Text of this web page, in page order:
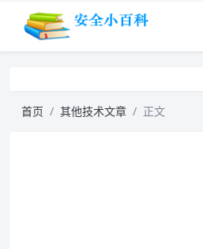
首页 其他技术文章 正文